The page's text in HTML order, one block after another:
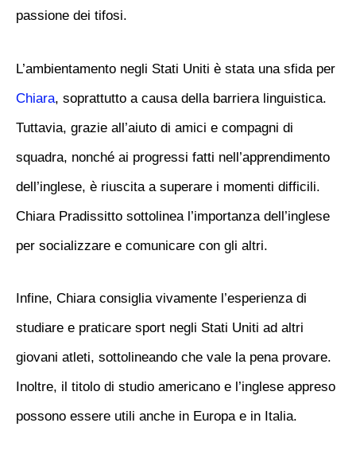
passione dei tifosi.
L’ambientamento negli Stati Uniti è stata una sfida per
Chiara, soprattutto a causa della barriera linguistica.
Tuttavia, grazie all’aiuto di amici e compagni di
squadra, nonché ai progressi fatti nell’apprendimento
dell’inglese, è riuscita a superare i momenti difficili.
Chiara Pradissitto sottolinea l’importanza dell’inglese
per socializzare e comunicare con gli altri.
Infine, Chiara consiglia vivamente l’esperienza di
studiare e praticare sport negli Stati Uniti ad altri
giovani atleti, sottolineando che vale la pena provare.
Inoltre, il titolo di studio americano e l’inglese appreso
possono essere utili anche in Europa e in Italia.